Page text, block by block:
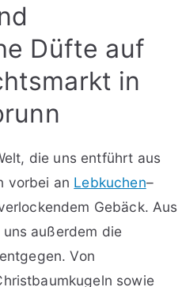
Düfte auf
in
die uns entführt aus
vorbei an Lebkuchen–
Gebäck. Aus
außerdem die
Von
sowie